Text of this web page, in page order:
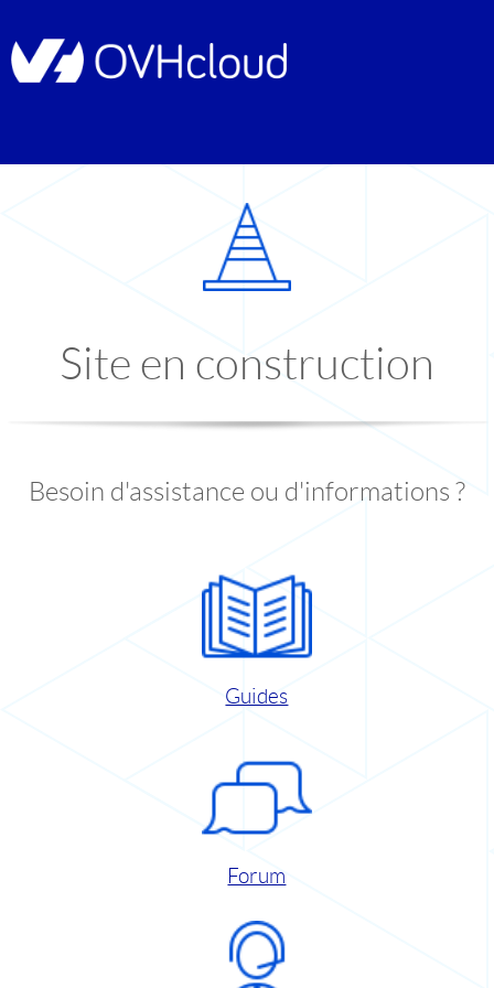
Site en construction
Besoin d'assistance ou d'informations ?
Guides
Forum